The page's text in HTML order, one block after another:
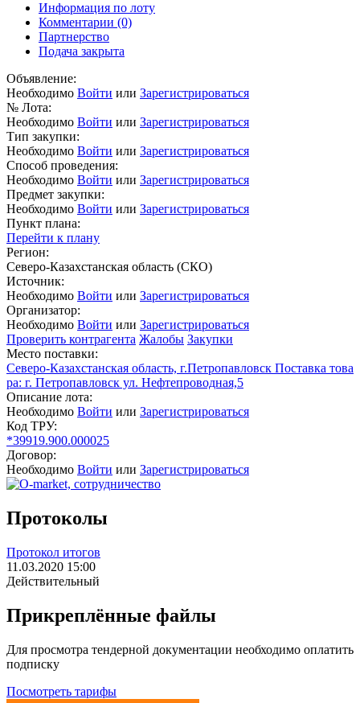
Информация по лоту
Комментарии (0)
Партнерство
Подача закрыта
Объявление:
Необходимо Войти или Зарегистрироваться
№ Лота:
Необходимо Войти или Зарегистрироваться
Тип закупки:
Необходимо Войти или Зарегистрироваться
Способ проведения:
Необходимо Войти или Зарегистрироваться
Предмет закупки:
Необходимо Войти или Зарегистрироваться
Пункт плана:
Перейти к плану
Регион:
Северо-Казахстанская область (СКО)
Источник:
Необходимо Войти или Зарегистрироваться
Организатор:
Необходимо Войти или Зарегистрироваться
Проверить контрагента Жалобы Закупки
Место поставки:
Северо-Казахстанская область, г.Петропавловск Поставка това
ра: г. Петропавловск ул. Нефтепроводная,5
Описание лота:
Необходимо Войти или Зарегистрироваться
Код ТРУ:
*39919.900.000025
Договор:
Необходимо Войти или Зарегистрироваться
Протоколы
Протокол итогов
11.03.2020 15:00
Действительный
Прикреплённые файлы
Для просмотра тендерной документации необходимо оплатить
подписку
Посмотреть тарифы